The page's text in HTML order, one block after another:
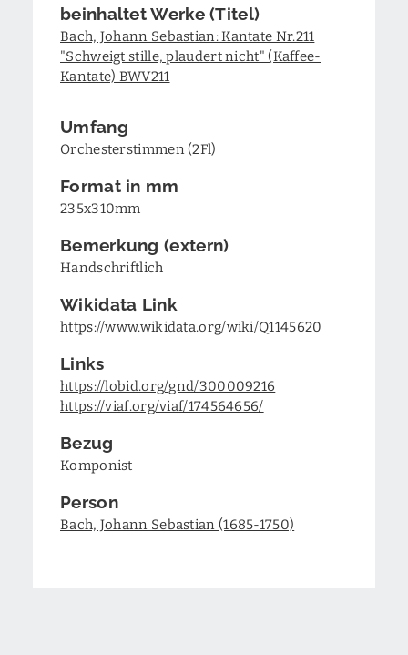
beinhaltet Werke (Titel)
Bach, Johann Sebastian: Kantate Nr.211
"Schweigt stille, plaudert nicht" (Kaffee-
Kantate) BWV211
Umfang
Orchesterstimmen (2Fl)
Format in mm
235x310mm
Bemerkung (extern)
Handschriftlich
Wikidata Link
https://www.wikidata.org/wiki/Q1145620
Links
https://lobid.org/gnd/300009216
https://viaf.org/viaf/174564656/
Bezug
Komponist
Person
Bach, Johann Sebastian (1685-1750)